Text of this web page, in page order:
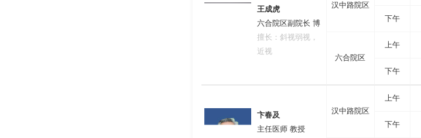
王成虎
六合院区副院长 博
擅长：斜视弱视，
近视
汉中路院区
下午
六合院区
上午
下午
卞春及
主任医师 教授
汉中路院区
上午
下午